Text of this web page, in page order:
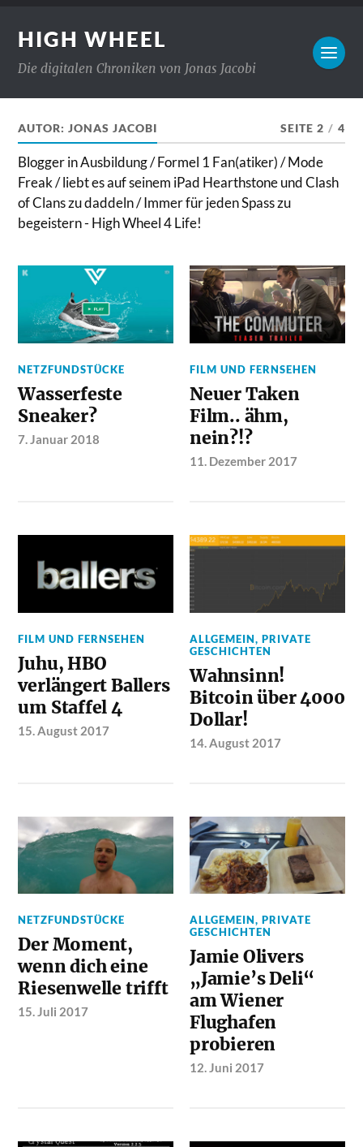
HIGH WHEEL
Die digitalen Chroniken von Jonas Jacobi
AUTOR:JONAS JACOBI SEITE 2 / 4
Blogger in Ausbildung / Formel 1 Fan(atiker) / Mode
Freak / liebt es auf seinem iPad Hearthstone und Clash
of Clans zu daddeln / Immer für jeden Spass zu
begeistern - High Wheel 4 Life!
NETZFUNDSTÜCKE
Wasserfeste
Sneaker?
7. Januar 2018
FILM UND FERNSEHEN
Neuer Taken
Film.. ähm,
nein?!?
11. Dezember 2017
FILM UND FERNSEHEN
Juhu, HBO
verlängert Ballers
um Staffel 4
15. August 2017
ALLGEMEIN,PRIVATE
GESCHICHTEN
Wahnsinn!
Bitcoin über 4000
Dollar!
14. August 2017
NETZFUNDSTÜCKE
Der Moment,
wenn dich eine
Riesenwelle trifft
15. Juli 2017
ALLGEMEIN,PRIVATE
GESCHICHTEN
Jamie Olivers
„Jamie’s Deli“
am Wiener
Flughafen
probieren
12. Juni 2017